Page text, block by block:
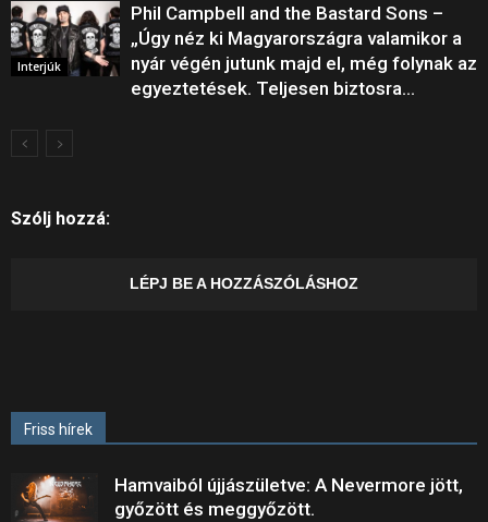
Interjúk
Phil Campbell and the Bastard Sons –
„Úgy néz ki Magyarországra valamikor a
nyár végén jutunk majd el, még folynak az
egyeztetések. Teljesen biztosra...
Szólj hozzá:
LÉPJ BE A HOZZÁSZÓLÁSHOZ
Friss hírek
Hamvaiból újjászületve: A Nevermore jött,
győzött és meggyőzött.